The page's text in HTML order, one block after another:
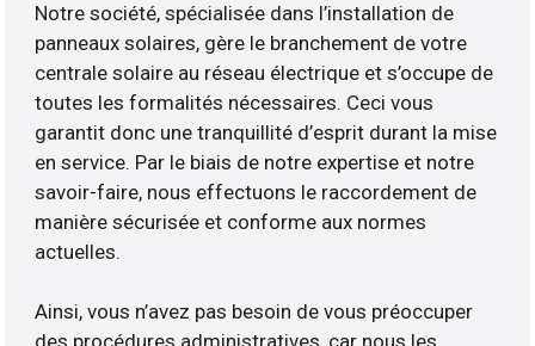
Notre société, spécialisée dans l’installation de
panneaux solaires, gère le branchement de votre
centrale solaire au réseau électrique et s’occupe de
toutes les formalités nécessaires. Ceci vous
garantit donc une tranquillité d’esprit durant la mise
en service. Par le biais de notre expertise et notre
savoir-faire, nous effectuons le raccordement de
manière sécurisée et conforme aux normes
actuelles.
Ainsi, vous n’avez pas besoin de vous préoccuper